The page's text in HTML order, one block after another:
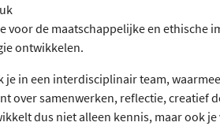
voor de maatschappelijke en ethische
ontwikkelen.
je in een interdisciplinair team,
over samenwerken, reflectie, creatief
dus niet alleen kennis, maar ook